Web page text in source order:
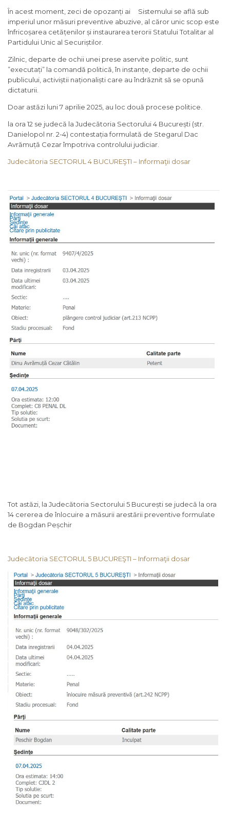
În acest moment, zeci de opozanți ai Sistemului se află sub
imperiul unor măsuri preventive abuzive, al căror unic scop este
înfricoșarea cetățenilor și instaurarea terorii Statului Totalitar al
Partidului Unic al Securiștilor.
Zilnic, departe de ochii unei prese aservite politic, sunt
”executați” la comandă politică, în instanțe, departe de ochii
publicului, activiștii naționaliști care au îndrăznit să se opună
dictaturii.
Doar astăzi luni 7 aprilie 2025, au loc două procese politice.
la ora 12 se judecă la Judecătoria Sectorului 4 București (str.
Danielopol nr. 2-4) contestația formulată de Stegarul Dac
Avrămuță Cezar împotriva controlului judiciar.
Judecătoria SECTORUL 4 BUCUREŞTI – Informaţii dosar
Tot astăzi, la Judecătoria Sectorului 5 București se judecă la ora
14 cererea de înlocuire a măsurii arestării preventive formulate
de Bogdan Peșchir
Judecătoria SECTORUL 5 BUCUREŞTI – Informaţii dosar